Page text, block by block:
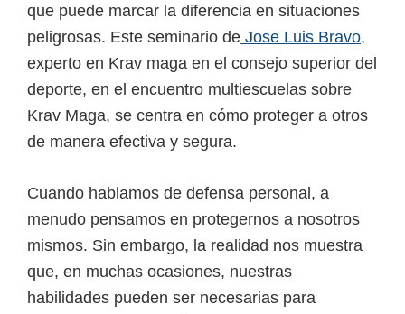
que puede marcar la diferencia en situaciones
peligrosas. Este seminario de Jose Luis Bravo,
experto en Krav maga en el consejo superior del
deporte, en el encuentro multiescuelas sobre
Krav Maga, se centra en cómo proteger a otros
de manera efectiva y segura.
Cuando hablamos de defensa personal, a
menudo pensamos en protegernos a nosotros
mismos. Sin embargo, la realidad nos muestra
que, en muchas ocasiones, nuestras
habilidades pueden ser necesarias para